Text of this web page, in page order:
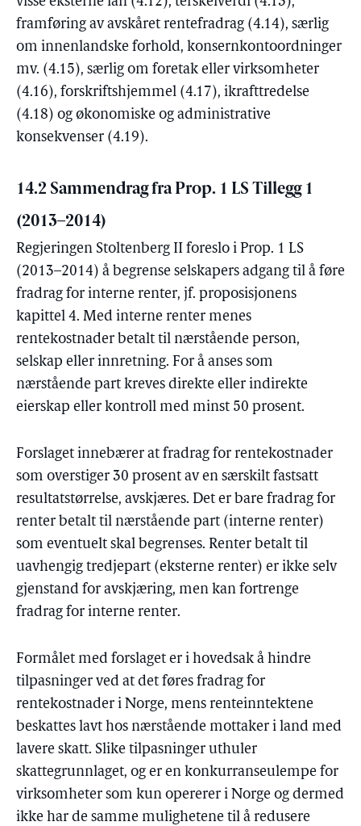
framføring av avskåret rentefradrag (4.14), særlig
om innenlandske forhold, konsernkontoordninger
mv. (4.15), særlig om foretak eller virksomheter
(4.16), forskriftshjemmel (4.17), ikrafttredelse
(4.18) og økonomiske og administrative
konsekvenser (4.19).
14.2 Sammendrag fra Prop. 1 LS Tillegg 1
(2013–2014)
Regjeringen Stoltenberg II foreslo i Prop. 1 LS
(2013–2014) å begrense selskapers adgang til å føre
fradrag for interne renter, jf. proposisjonens
kapittel 4. Med interne renter menes
rentekostnader betalt til nærstående person,
selskap eller innretning. For å anses som
nærstående part kreves direkte eller indirekte
eierskap eller kontroll med minst 50 prosent.
Forslaget innebærer at fradrag for rentekostnader
som overstiger 30 prosent av en særskilt fastsatt
resultatstørrelse, avskjæres. Det er bare fradrag for
renter betalt til nærstående part (interne renter)
som eventuelt skal begrenses. Renter betalt til
uavhengig tredjepart (eksterne renter) er ikke selv
gjenstand for avskjæring, men kan fortrenge
fradrag for interne renter.
Formålet med forslaget er i hovedsak å hindre
tilpasninger ved at det føres fradrag for
rentekostnader i Norge, mens renteinntektene
beskattes lavt hos nærstående mottaker i land med
lavere skatt. Slike tilpasninger uthuler
skattegrunnlaget, og er en konkurranseulempe for
virksomheter som kun opererer i Norge og dermed
ikke har de samme mulighetene til å redusere